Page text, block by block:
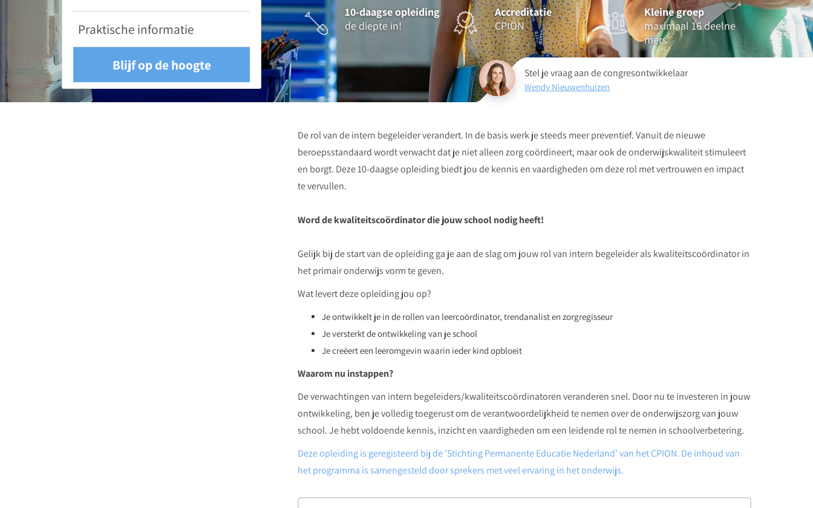
Praktische informatie
Blijf op de hoogte
10-daagse opleiding
de diepte in!
Accreditatie
CPION
Kleine groep
maximaal 16 deelne
mers
Stel je vraag aan de congresontwikkelaar
Wendy Nieuwenhuizen
De rol van de intern begeleider verandert. In de basis werk je steeds meer preventief. Vanuit de nieuwe
beroepsstandaard wordt verwacht dat je niet alleen zorg coördineert, maar ook de onderwijskwaliteit stimuleert
en borgt. Deze 10-daagse opleiding biedt jou de kennis en vaardigheden om deze rol met vertrouwen en impact
te vervullen.
Word de kwaliteitscoördinator die jouw school nodig heeft!
Gelijk bij de start van de opleiding ga je aan de slag om jouw rol van intern begeleider als kwaliteitscoördinator in
het primair onderwijs vorm te geven.
Wat levert deze opleiding jou op?
Je ontwikkelt je in de rollen van leercoördinator, trendanalist en zorgregisseur
Je versterkt de ontwikkeling van je school
Je creëert een leeromgevin waarin ieder kind opbloeit
Waarom nu instappen?
De verwachtingen van intern begeleiders/kwaliteitscoördinatoren veranderen snel. Door nu te investeren in jouw
ontwikkeling, ben je volledig toegerust om de verantwoordelijkheid te nemen over de onderwijszorg van jouw
school. Je hebt voldoende kennis, inzicht en vaardigheden om een leidende rol te nemen in schoolverbetering.
Deze opleiding is geregisteerd bij de 'Stichting Permanente Educatie Nederland' van het CPION. De inhoud van
het programma is samengesteld door sprekers met veel ervaring in het onderwijs.